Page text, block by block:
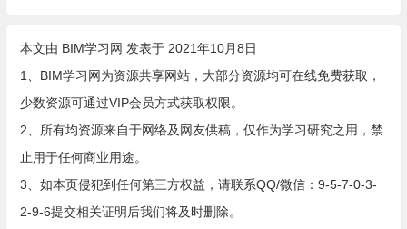
本文由 BIM学习网 发表于 2021年10月8日
1、BIM学习网为资源共享网站，大部分资源均可在线免费获取，
少数资源可通过VIP会员方式获取权限。
2、所有均资源来自于网络及网友供稿，仅作为学习研究之用，禁
止用于任何商业用途。
3、如本页侵犯到任何第三方权益，请联系QQ/微信：9-5-7-0-3-
2-9-6提交相关证明后我们将及时删除。